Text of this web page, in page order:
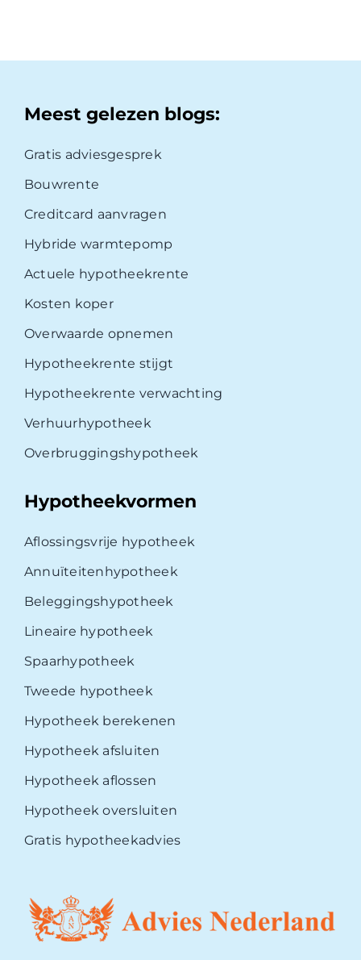
Meest gelezen blogs:
Gratis adviesgesprek
Bouwrente
Creditcard aanvragen
Hybride warmtepomp
Actuele hypotheekrente
Kosten koper
Overwaarde opnemen
Hypotheekrente stijgt
Hypotheekrente verwachting
Verhuurhypotheek
Overbruggingshypotheek
Hypotheekvormen
Aflossingsvrije hypotheek
Annuïteitenhypotheek
Beleggingshypotheek
Lineaire hypotheek
Spaarhypotheek
Tweede hypotheek
Hypotheek berekenen
Hypotheek afsluiten
Hypotheek aflossen
Hypotheek oversluiten
Gratis hypotheekadvies